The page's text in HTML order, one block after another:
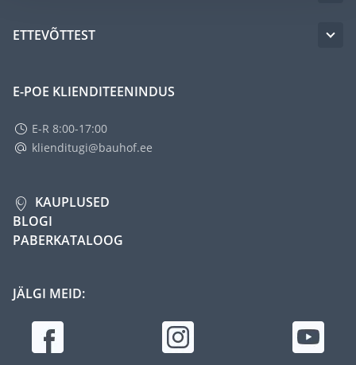
ETTEVÕTTEST
E-POE KLIENDITEENINDUS
E-R 8:00-17:00
klienditugi@bauhof.ee
KAUPLUSED
BLOGI
PABERKATALOOG
JÄLGI MEID: